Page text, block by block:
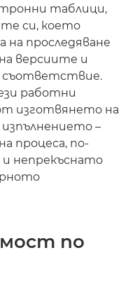
таблици,
си, което
на проследяване
версиите и
съответствие.
работни
изготвянето на
–
процеса, по-
и непрекъснато
по